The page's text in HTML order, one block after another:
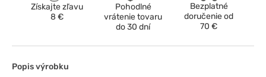
Získajte zľavu
8 €
Pohodlné
vrátenie tovaru
do 30 dní
Bezplatné
doručenie od
70 €
Popis výrobku